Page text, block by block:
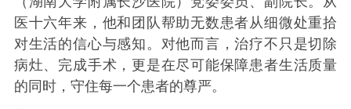
医十六年来，他和团队帮助无数患者从细微处重拾
对生活的信心与感知。对他而言，治疗不只是切除
病灶、完成手术，更是在尽可能保障患者生活质量
的同时，守住每一个患者的尊严。